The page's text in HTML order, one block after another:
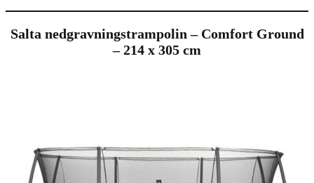
Salta nedgravningstrampolin – Comfort Ground
– 214 x 305 cm